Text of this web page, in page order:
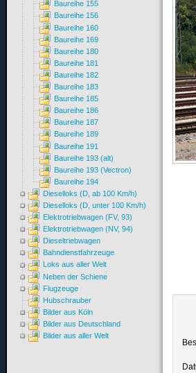
Baureihe 155
Baureihe 156
Baureihe 160
Baureihe 169
Baureihe 180
Baureihe 181
Baureihe 182
Baureihe 183
Baureihe 185
Baureihe 186
Baureihe 187
Baureihe 189
Baureihe 191
Baureihe 193 (alt)
Baureihe 193 (Vectron)
Baureihe 194
Dieselloks (D, ab 100 Km/h)
Dieselloks (D, unter 100 Km/h)
Elektrotriebwagen (FV, 93)
Elektrotriebwagen (NV, 94)
Dieseltriebwagen
Bahndienstfahrzeuge
Loks aus aller Welt
Neben der Schiene
Flugzeuge
Hubschrauber
Bilder aus Köln
Bilder aus Deutschland
Bilder aus aller Welt